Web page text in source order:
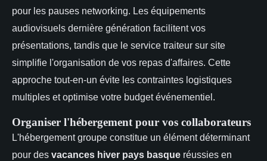
pour les pauses networking. Les équipements
audiovisuels dernière génération facilitent vos
présentations, tandis que le service traiteur sur site
simplifie l'organisation de vos repas d'affaires. Cette
approche tout-en-un évite les contraintes logistiques
multiples et optimise votre budget événementiel.
Organiser l'hébergement pour vos collaborateurs
L'hébergement groupe constitue un élément déterminant
pour des vacances hiver pays basque réussies en